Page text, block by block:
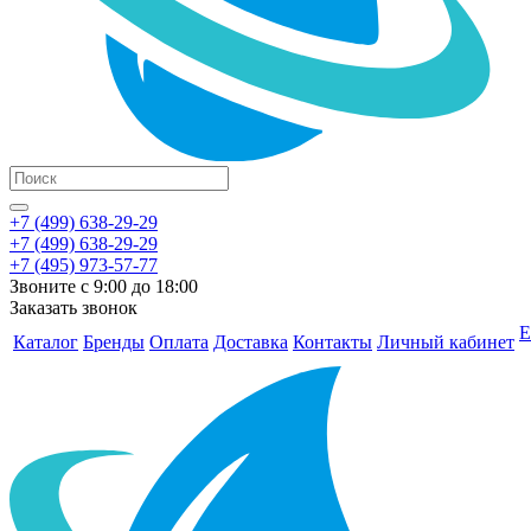
+7 (499) 638-29-29
+7 (499) 638-29-29
+7 (495) 973-57-77
Звоните с 9:00 до 18:00
Заказать звонок
Каталог Бренды Оплата Доставка Контакты Личный кабинет